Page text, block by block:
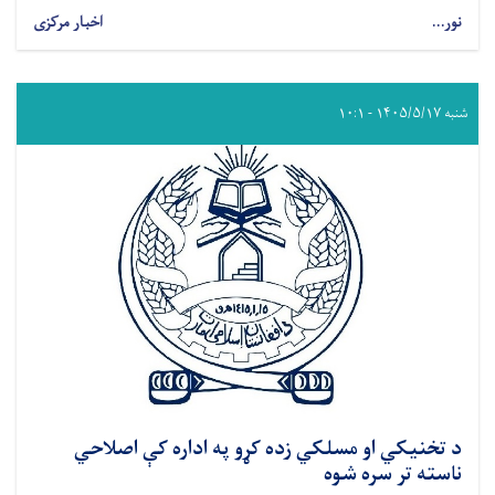
نور... اخبار مرکزی
شنبه ۱۴۰۵/۵/۱۷ - ۱۰:۱
د تخنیکي او مسلکي زده کړو په اداره کې اصلاحي
ناسته تر سره شوه